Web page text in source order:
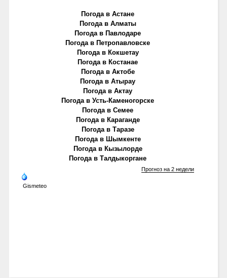
Погода в Астане
Погода в Алматы
Погода в Павлодаре
Погода в Петропавловске
Погода в Кокшетау
Погода в Костанае
Погода в Актобе
Погода в Атырау
Погода в Актау
Погода в Усть-Каменогорске
Погода в Семее
Погода в Караганде
Погода в Таразе
Погода в Шымкенте
Погода в Кызылорде
Погода в Талдыкоргане
Gismeteo
Прогноз на 2 недели